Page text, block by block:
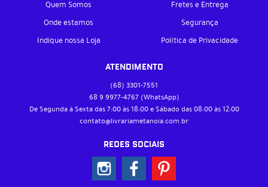
Quem Somos
Onde estamos
Indique nossa Loja
Fretes e Entrega
Segurança
Política de Privacidade
ATENDIMENTO
(68) 3301-7551
68 9 9977-4767 (WhatsApp)
De Segunda à Sexta das 7:00 às 18:00 e Sábado das 08:00 às 12:00
contato@livrariametanoia.com.br
REDES SOCIAIS